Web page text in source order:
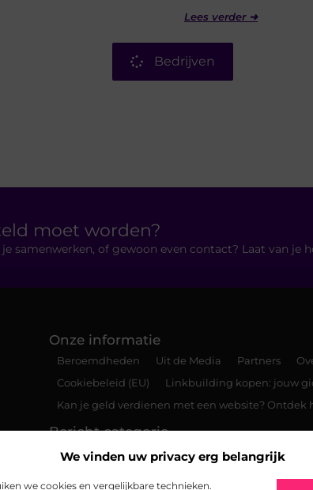
We vinden uw privacy erg belangrijk
we cookies en vergelijkbare technieken.
Lees verder ➜
Bedrijven
moet worden?
samenwerken, of gewoon even contact? Laat van je
Onze informatie
Beroemdheden Uit de Media Partners
Cookiebeleid (EU)
Linkbuilding kopen: jouw
Kan je geld verdienen met een website?
Bericht categorie